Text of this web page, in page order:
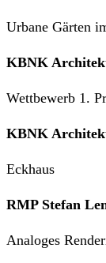
Urbane Gärten
KBNK
Wettbewerb 1.
KBNK
Eckhaus
RMP Stefan
Analoges